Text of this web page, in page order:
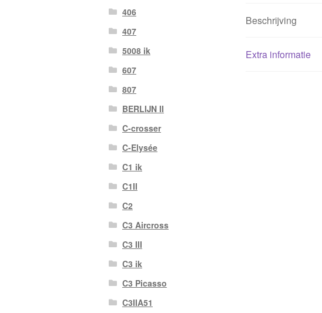
Beschrijving
Extra informatie
406
407
5008 ik
607
807
BERLIJN II
C-crosser
C-Elysée
C1 ik
C1II
C2
C3 Aircross
C3 III
C3 ik
C3 Picasso
C3IIA51